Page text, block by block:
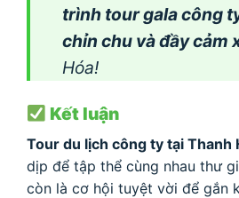
trình tour gala công
chỉn chu và đầy cảm
Hóa!
Kết luận
Tour du lịch công ty tại Thanh
dịp để tập thể cùng nhau thư
còn là cơ hội tuyệt vời để gắn